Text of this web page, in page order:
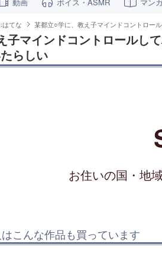
はてな 某都立○学に、教え子マインドコントロー
子マインドコントロールし
らしい
お住いの国・地
こんな作品も買っています